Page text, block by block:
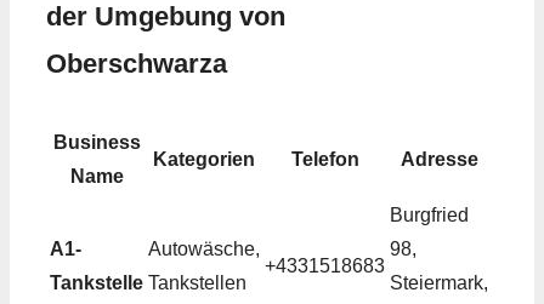
der Umgebung von
Oberschwarza
Business
Name
Kategorien Telefon Adresse
A1-
Tankstelle
Autowäsche,
Tankstellen
+4331518683
Burgfried
98,
Steiermark,